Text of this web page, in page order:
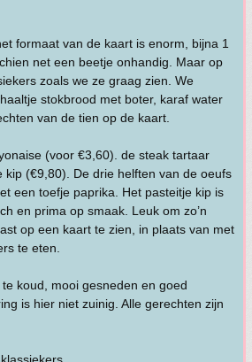
formaat van de kaart is enorm, bijna 1
net een beetje onhandig. Maar op
zoals we ze graag zien. We
stokbrood met boter, karaf water
van de tien op de kaart.
(voor €3,60). de steak tartaar
kip (€9,80). De drie helften van de oeufs
een toefje paprika. Het pasteitje kip is
en prima op smaak. Leuk om zo’n
op een kaart te zien, in plaats van met
te eten.
koud, mooi gesneden en goed
is hier niet zuinig. Alle gerechten zijn